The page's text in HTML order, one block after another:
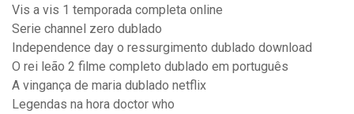
Vis a vis 1 temporada completa online
Serie channel zero dublado
Independence day o ressurgimento dublado download
O rei leão 2 filme completo dublado em português
A vingança de maria dublado netflix
Legendas na hora doctor who